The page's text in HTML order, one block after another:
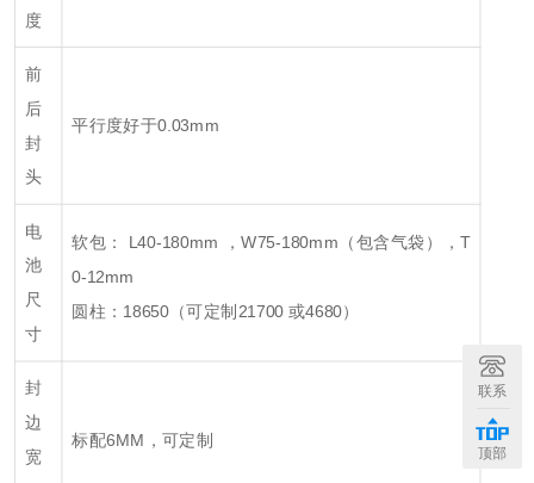
度
前
后
封
头
平行度好于0.03mm
电
池
尺
寸
软包： L40-180mm ，W75-180mm（包含气袋），T
0-12mm
圆柱：18650（可定制21700 或4680）
封
边
宽
标配6MM，可定制
联系
顶部